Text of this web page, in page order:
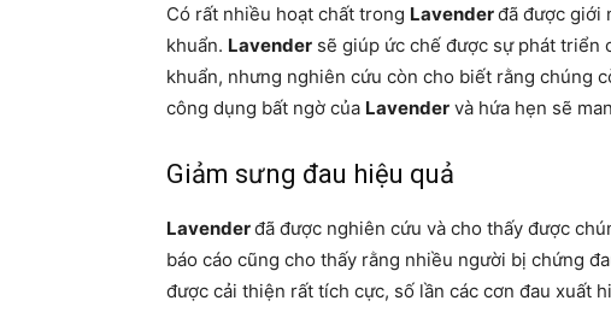
Có rất nhiều hoạt chất trong Lavenderđã được giới
khuẩn. Lavender sẽ giúp ức chế được sự phát triển
khuẩn, nhưng nghiên cứu còn cho biết rằng chúng
công dụng bất ngờ của Lavender và hứa hẹn sẽ
Giảm sưng đau hiệu quả
Lavenderđã được nghiên cứu và cho thấy được
báo cáo cũng cho thấy rằng nhiều người bị chứng
được cải thiện rất tích cực, số lần các cơn đau xuất